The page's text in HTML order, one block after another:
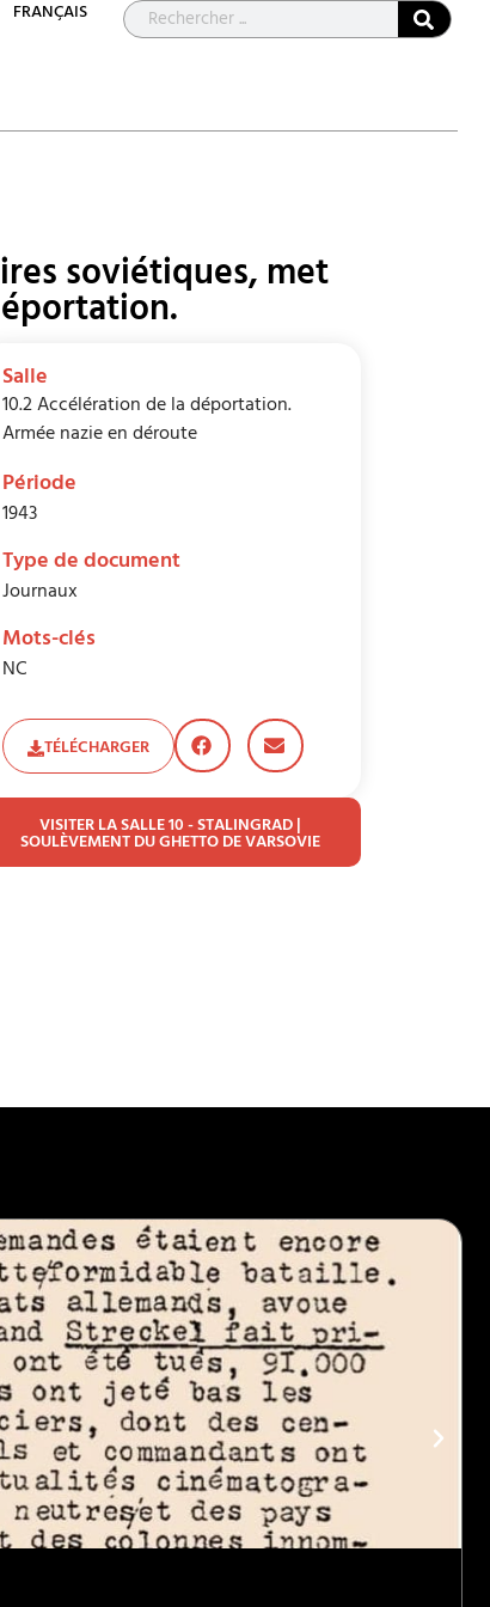
FRANÇAIS
soviétiques, met
Salle
10.2 Accélération de la déportation.
Armée nazie en déroute
Période
1943
Type de document
Journaux
Mots-clés
NC
TÉLÉCHARGER
VISITER LA SALLE 10 - STALINGRAD |
SOULÈVEMENT DU GHETTO DE VARSOVIE